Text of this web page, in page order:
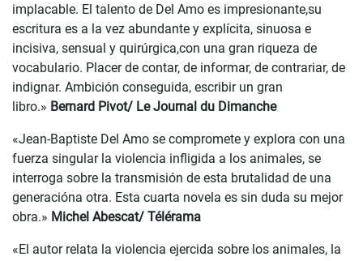
implacable. El talento de Del Amo es impresionante,su
escritura es a la vez abundante y explícita, sinuosa e
incisiva, sensual y quirúrgica,con una gran riqueza de
vocabulario. Placer de contar, de informar, de contrariar, de
indignar. Ambición conseguida, escribir un gran
libro.» Bernard Pivot/ Le Journal du Dimanche
«Jean-Baptiste Del Amo se compromete y explora con una
fuerza singular la violencia infligida a los animales, se
interroga sobre la transmisión de esta brutalidad de una
generacióna otra. Esta cuarta novela es sin duda su mejor
obra.» Michel Abescat/ Télérama
«El autor relata la violencia ejercida sobre los animales, la